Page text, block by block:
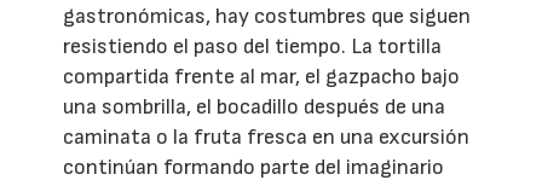
gastronómicas, hay costumbres que siguen
resistiendo el paso del tiempo. La tortilla
compartida frente al mar, el gazpacho bajo
una sombrilla, el bocadillo después de una
caminata o la fruta fresca en una excursión
continúan formando parte del imaginario